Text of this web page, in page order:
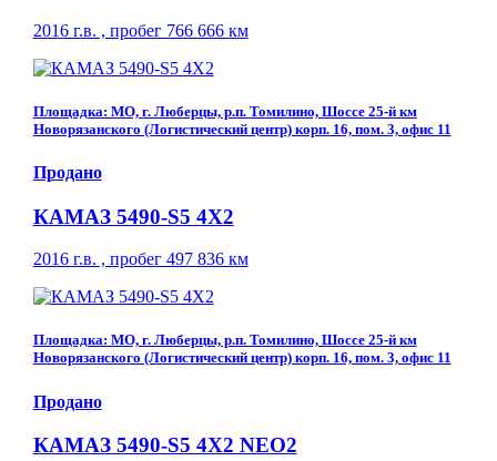
2016 г.в. , пробег 766 666 км
Площадка: МО, г. Люберцы, р.п. Томилино, Шоссе 25-й км
Новорязанского (Логистический центр) корп. 16, пом. 3, офис 11
Продано
КАМАЗ 5490-S5 4Х2
2016 г.в. , пробег 497 836 км
Площадка: МО, г. Люберцы, р.п. Томилино, Шоссе 25-й км
Новорязанского (Логистический центр) корп. 16, пом. 3, офис 11
Продано
КАМАЗ 5490-S5 4Х2 NEO2